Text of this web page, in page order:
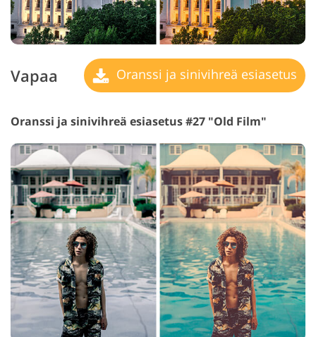
Vapaa Oranssi ja sinivihreä esiasetus
Oranssi ja sinivihreä esiasetus #27 "Old Film"